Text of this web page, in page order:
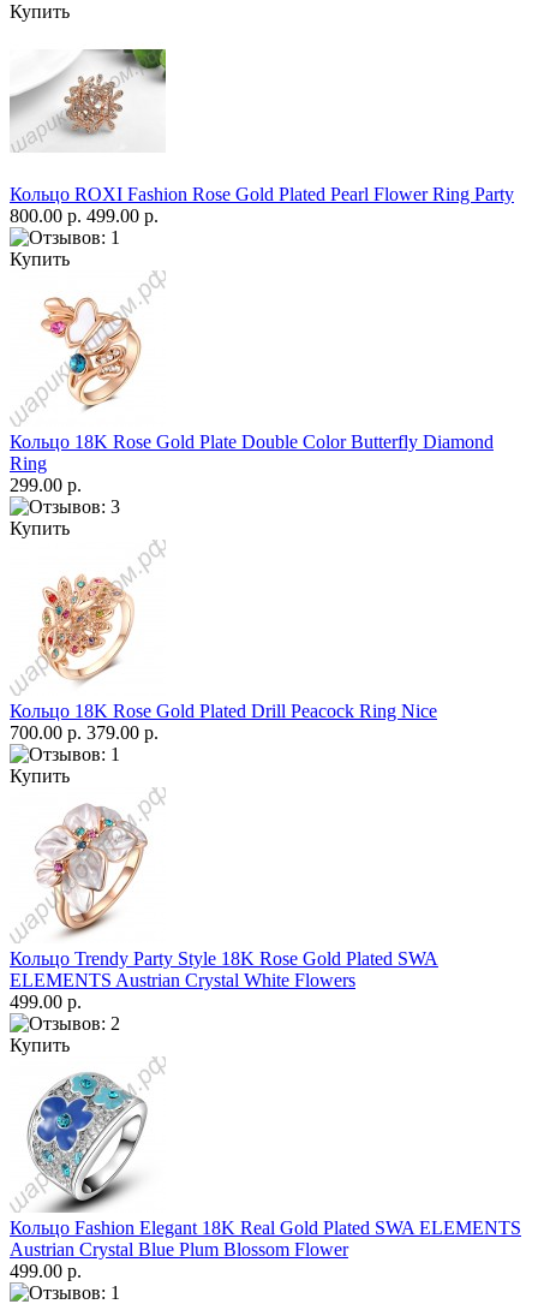
Купить
Кольцо ROXI Fashion Rose Gold Plated Pearl Flower Ring Party
800.00 р. 499.00 р.
Купить
Кольцо 18K Rose Gold Plate Double Color Butterfly Diamond
Ring
299.00 р.
Купить
Кольцо 18K Rose Gold Plated Drill Peacock Ring Nice
700.00 р. 379.00 р.
Купить
Кольцо Trendy Party Style 18K Rose Gold Plated SWA
ELEMENTS Austrian Crystal White Flowers
499.00 р.
Купить
Кольцо Fashion Elegant 18K Real Gold Plated SWA ELEMENTS
Austrian Crystal Blue Plum Blossom Flower
499.00 р.